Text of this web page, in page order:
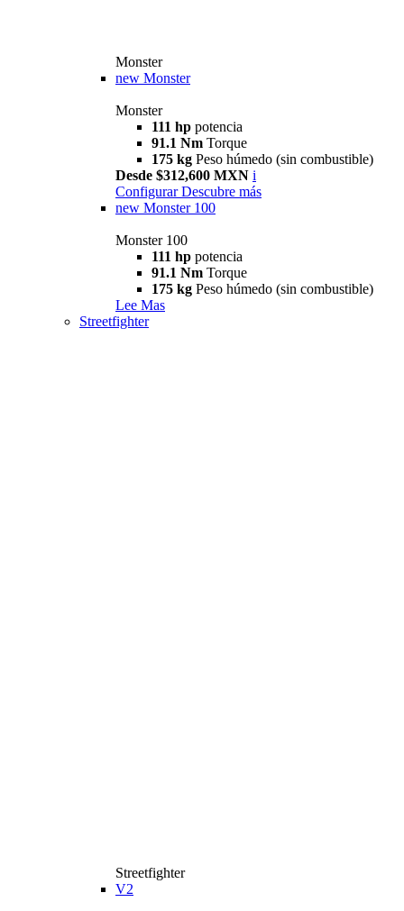
Monster
new Monster
Monster
111 hp potencia
91.1 Nm Torque
175 kg Peso húmedo (sin combustible)
Desde $312,600 MXN i
Configurar Descubre más
new Monster 100
Monster 100
111 hp potencia
91.1 Nm Torque
175 kg Peso húmedo (sin combustible)
Lee Mas
Streetfighter
Streetfighter
V2